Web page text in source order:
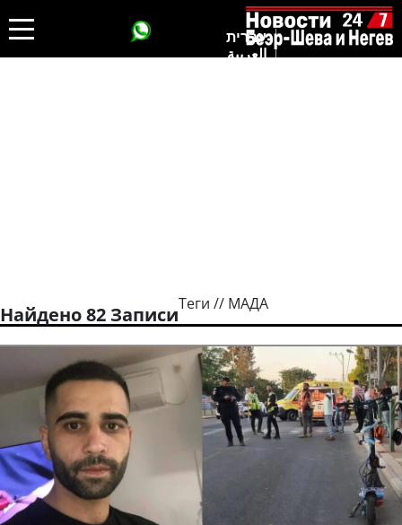
עברית
العربية
Теги // МАДА
Найдено 82 Записи